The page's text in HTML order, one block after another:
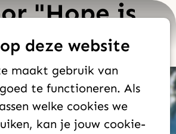
deze website
maakt gebruik van
te functioneren. Als
welke cookies we
kan je jouw cookie-
"Hope is
Wie ben je?